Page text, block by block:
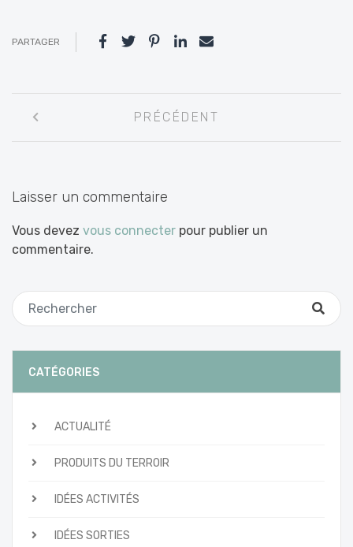
PARTAGER
entre
PRÉCÉDENT
Laisser un commentaire
Vous devez vous connecter pour publier un
commentaire.
CATÉGORIES
ACTUALITÉ
PRODUITS DU TERROIR
IDÉES ACTIVITÉS
IDÉES SORTIES